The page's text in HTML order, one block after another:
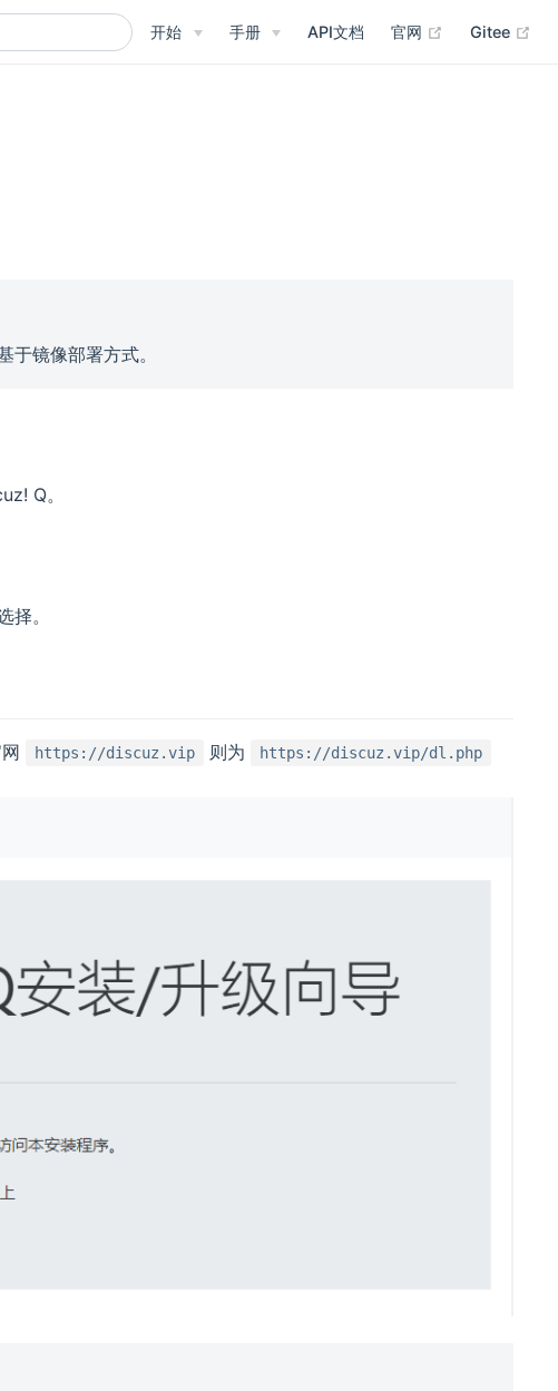
开始 手册 API文档 官网 (opens new
Gitee
镜像部署方式。
Q。
。
https://discuz.vip 则为 https://discuz.vip/dl.php